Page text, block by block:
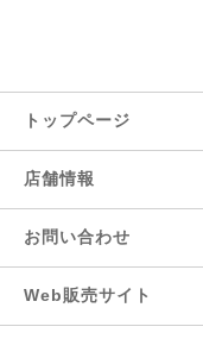
トップページ
店舗情報
お問い合わせ
Web販売サイト